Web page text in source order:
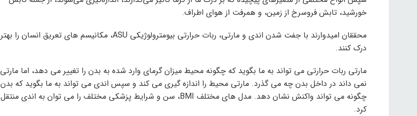
خورشید، تابش فروسرخ از زمین، و همرفت از هوای اطراف.
محققان امیدوارند با جفت شدن اندی و مارتی، ربات حرارتی بیومترولوژیکی ASU، مکانیسم های تعریق انسان را بهتر
درک کنند.
مارتی ربات حرارتی می تواند به ما بگوید که چگونه محیط میزان گرمای وارد شده به بدن را تغییر می دهد، اما مارتی
نمی داند در داخل بدن چه می گذرد. مارتی محیط را اندازه گیری می کند و سپس اندی می تواند به ما بگوید که بدن
چگونه می تواند واکنش نشان دهد. مدل های مختلف BMI، سن و شرایط پزشکی مختلف را می توان به اندی منتقل
کرد.